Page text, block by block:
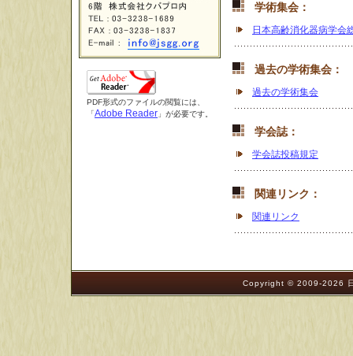
PDF形式のファイルの閲覧には、
「Adobe Reader 」が必要です。
学術集会：
日本高齢消化器病学会
過去の学術集会：
過去の学術集会
学会誌：
学会誌投稿規定
関連リンク：
関連リンク
Copyright © 2009-2026